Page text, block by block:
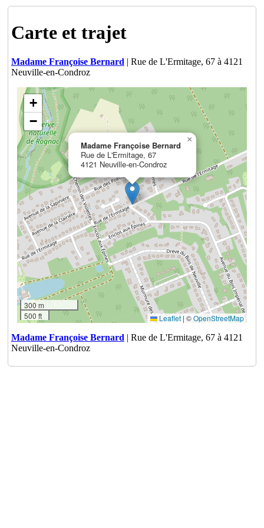
Carte et trajet
Madame Françoise Bernard | Rue de L'Ermitage, 67 à 4121
Neuville-en-Condroz
Madame Françoise Bernard
Rue de L'Ermitage, 67
4121 Neuville-en-Condroz
×
+
−
300 m
500 ft
Leaflet | ©OpenStreetMap
Madame Françoise Bernard | Rue de L'Ermitage, 67 à 4121
Neuville-en-Condroz